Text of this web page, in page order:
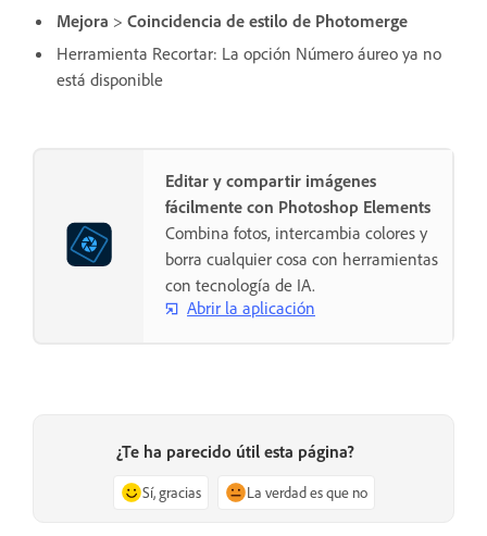
Mejora > Coincidencia de estilo de Photomerge
Herramienta Recortar: La opción Número áureo ya no
está disponible
Editar y compartir imágenes
fácilmente con Photoshop Elements
Combina fotos, intercambia colores y
borra cualquier cosa con herramientas
con tecnología de IA.
Abrir la aplicación
¿Te ha parecido útil esta página?
Sí, gracias La verdad es que no